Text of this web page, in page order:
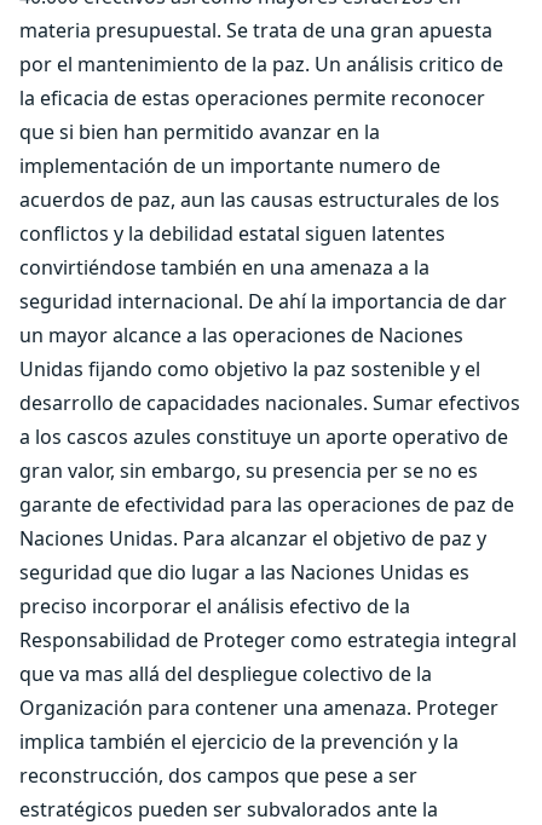
materia presupuestal. Se trata de una gran apuesta
por el mantenimiento de la paz. Un análisis critico de
la eficacia de estas operaciones permite reconocer
que si bien han permitido avanzar en la
implementación de un importante numero de
acuerdos de paz, aun las causas estructurales de los
conflictos y la debilidad estatal siguen latentes
convirtiéndose también en una amenaza a la
seguridad internacional. De ahí la importancia de dar
un mayor alcance a las operaciones de Naciones
Unidas fijando como objetivo la paz sostenible y el
desarrollo de capacidades nacionales. Sumar efectivos
a los cascos azules constituye un aporte operativo de
gran valor, sin embargo, su presencia per se no es
garante de efectividad para las operaciones de paz de
Naciones Unidas. Para alcanzar el objetivo de paz y
seguridad que dio lugar a las Naciones Unidas es
preciso incorporar el análisis efectivo de la
Responsabilidad de Proteger como estrategia integral
que va mas allá del despliegue colectivo de la
Organización para contener una amenaza. Proteger
implica también el ejercicio de la prevención y la
reconstrucción, dos campos que pese a ser
estratégicos pueden ser subvalorados ante la